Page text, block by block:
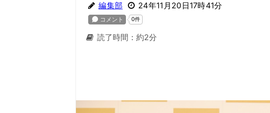
編集部 24年11月20日17時41分
読了時間：約2分